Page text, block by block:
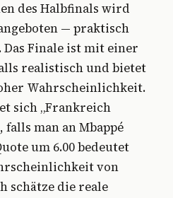
des Halbfinals wird
— praktisch
Finale ist mit einer
realistisch und bietet
Wahrscheinlichkeit.
sich „Frankreich
man an Mbappé
um 6.00 bedeutet
von
schätze die reale